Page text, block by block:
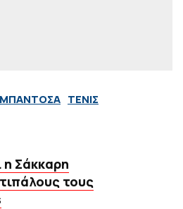
ΜΠΑΝΤΟΣΑ ΤΕΝΙΣ
η Σάκκαρη
τους